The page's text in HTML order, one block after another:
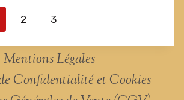
2 3
Mentions Légales
Confidentialité et Cookies